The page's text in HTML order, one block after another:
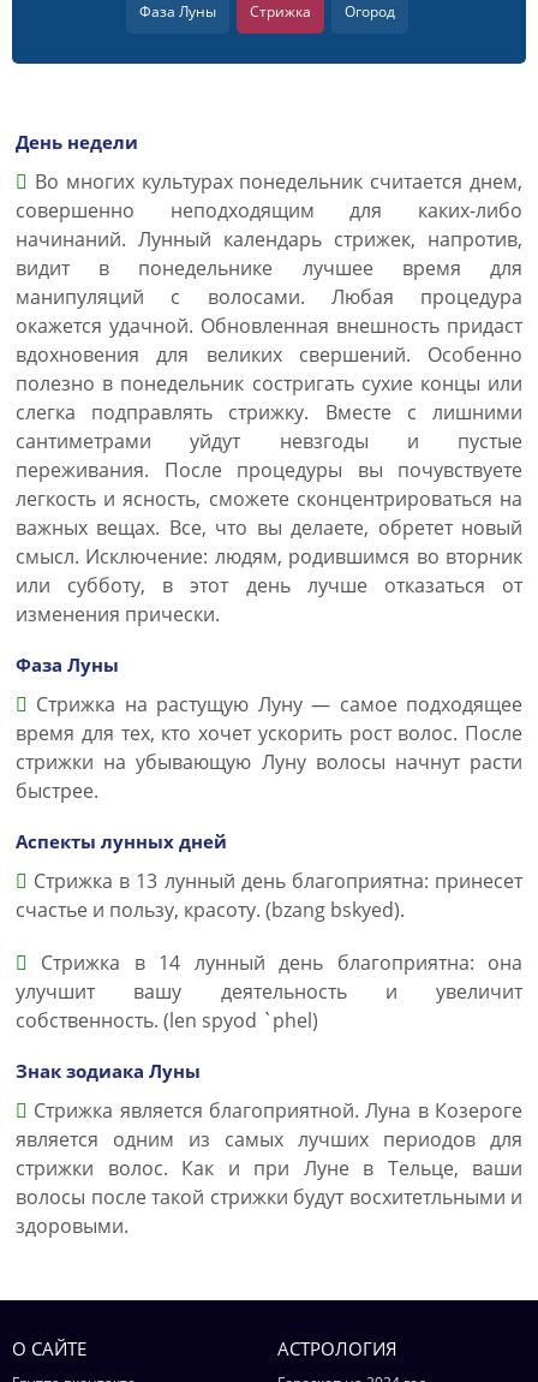
Фаза Луны Стрижка Огород
День недели
Во многих культурах понедельник считается днем,
совершенно неподходящим для каких-либо
начинаний. Лунный календарь стрижек, напротив,
видит в понедельнике лучшее время для
манипуляций с волосами. Любая процедура
окажется удачной. Обновленная внешность придаст
вдохновения для великих свершений. Особенно
полезно в понедельник состригать сухие концы или
слегка подправлять стрижку. Вместе с лишними
сантиметрами уйдут невзгоды и пустые
переживания. После процедуры вы почувствуете
легкость и ясность, сможете сконцентрироваться на
важных вещах. Все, что вы делаете, обретет новый
смысл. Исключение: людям, родившимся во вторник
или субботу, в этот день лучше отказаться от
изменения прически.
Фаза Луны
Стрижка на растущую Луну — самое подходящее
время для тех, кто хочет ускорить рост волос. После
стрижки на убывающую Луну волосы начнут расти
быстрее.
Аспекты лунных дней
Стрижка в 13 лунный день благоприятна: принесет
счастье и пользу, красоту. (bzang bskyed).
Стрижка в 14 лунный день благоприятна: она
улучшит вашу деятельность и увеличит
собственность. (len spyod `phel)
Знак зодиака Луны
Стрижка является благоприятной. Луна в Козероге
является одним из самых лучших периодов для
стрижки волос. Как и при Луне в Тельце, ваши
волосы после такой стрижки будут восхитетльными и
здоровыми.
О САЙТЕ АСТРОЛОГИЯ